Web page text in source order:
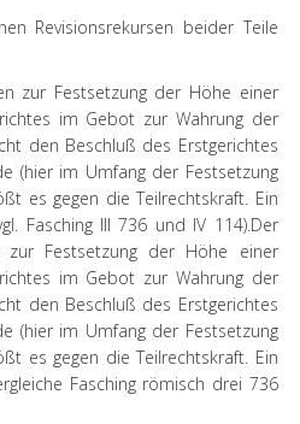
Revisionsrekursen beider Teile
zur Festsetzung der Höhe einer
im Gebot zur Wahrung der
den Beschluß des Erstgerichtes
(hier im Umfang der Festsetzung
es gegen die Teilrechtskraft. Ein
Fasching III 736 und IV 114).Der
zur Festsetzung der Höhe einer
im Gebot zur Wahrung der
den Beschluß des Erstgerichtes
(hier im Umfang der Festsetzung
es gegen die Teilrechtskraft. Ein
Fasching römisch drei 736